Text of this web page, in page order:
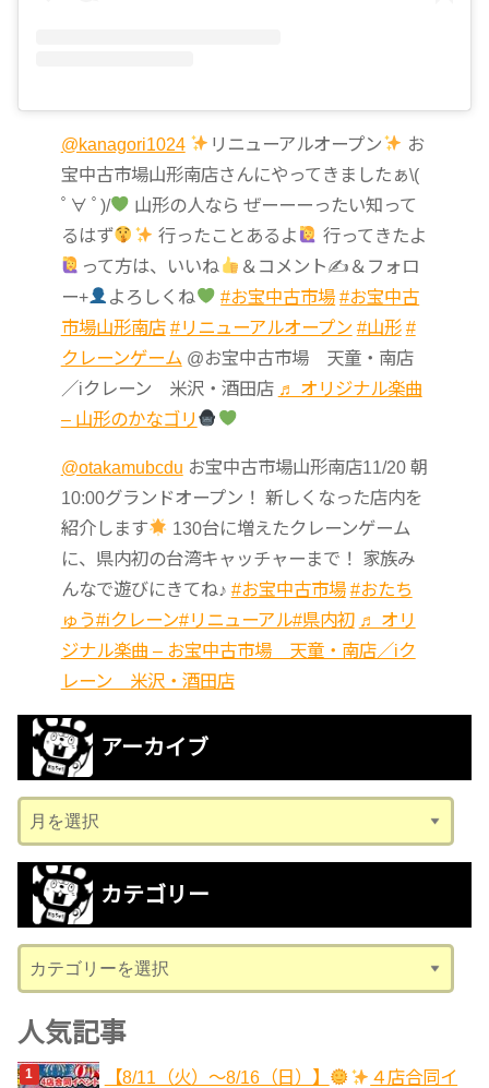
@kanagori1024 リニューアルオープン
お
宝中古市場山形南店さんにやってきましたぁ\(
ﾟ∀ ﾟ)/
山形の人なら ぜーーーったい知って
るはず
行ったことあるよ
行ってきたよ
って方は、いいね
＆コメント✍ ＆フォロ
ー+
よろしくね #お宝中古市場 #お宝中古
市場山形南店 #リニューアルオープン #山形 #
クレーンゲーム @お宝中古市場 天童・南店
／iクレーン 米沢・酒田店 ♬ オリジナル楽曲
– 山形のかなゴリ
@otakamubcdu お宝中古市場山形南店11/20 朝
10:00グランドオープン！ 新しくなった店内を
紹介します
130台に増えたクレーンゲーム
に、県内初の台湾キャッチャーまで！ 家族み
んなで遊びにきてね♪ #お宝中古市場 #おたち
ゅう#iクレーン#リニューアル#県内初 ♬ オリ
ジナル楽曲 – お宝中古市場 天童・南店／iク
レーン 米沢・酒田店
アーカイブ
ー
カ
ブ
カテゴリー
テ
ゴ
リ
ー
人気記事
【8/11（火）～8/16（日）】
４店合同イ